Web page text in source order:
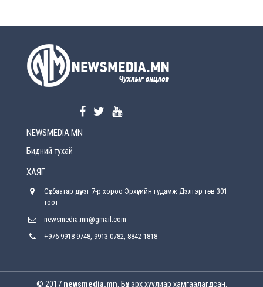
Өчигдөр
Өчигдөр
хүрсэн өгөөжөөрөө ажлаа үнэлж, хэрэгжилтээ
Улсын онцгой комисс өвөлжилтийн бэлтгэл,
Баян-Өлгийн дараагийн засаг “ноён”-ы
NEWSMEDIA.MN
Бидний тухай
ХАЯГ
Сүхбаатар дүүрэг 7-р хороо Эрхүүгийн гудамж Дэлгэр төв 301
тоот
newsmedia.mn@gmail.com
+976 9918-9748, 9913-0782, 8842-1818
© 2017 newsmedia.mn . Бүх эрх хуулиар хамгаалагдсан.